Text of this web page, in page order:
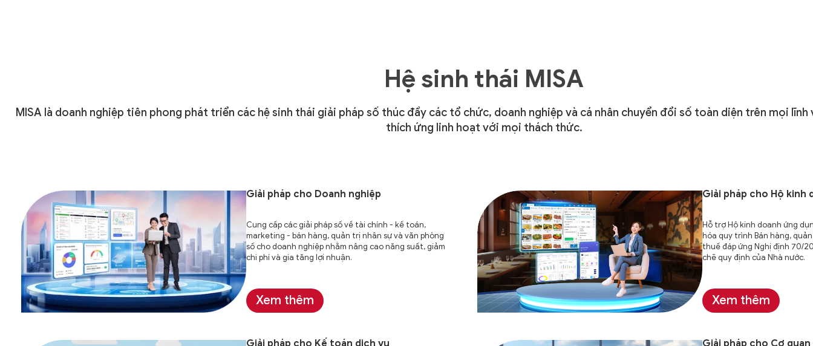
Hệ sinh thái MISA
MISA là doanh nghiệp tiên phong phát triển các hệ sinh thái giải pháp số thúc đẩy các tổ chức, doanh nghiệp và cá nhân chuyển đổi số toàn diện trên mọi lĩnh
thích ứng linh hoạt với mọi thách thức.
Giải pháp cho Doanh nghiệp
Cung cấp các giải pháp số về tài chính - kế toán,
marketing - bán hàng, quản trị nhân sự và văn phòng
số cho doanh nghiệp nhằm nâng cao năng suất, giảm
chi phí và gia tăng lợi nhuận.
Xem thêm
Giải pháp cho Hộ kinh
Hỗ trợ Hộ kinh doanh ứng
hóa quy trình Bán hàng,
thuế đáp ứng Nghị định 70/
chẽ quy định của Nhà nước.
Xem thêm